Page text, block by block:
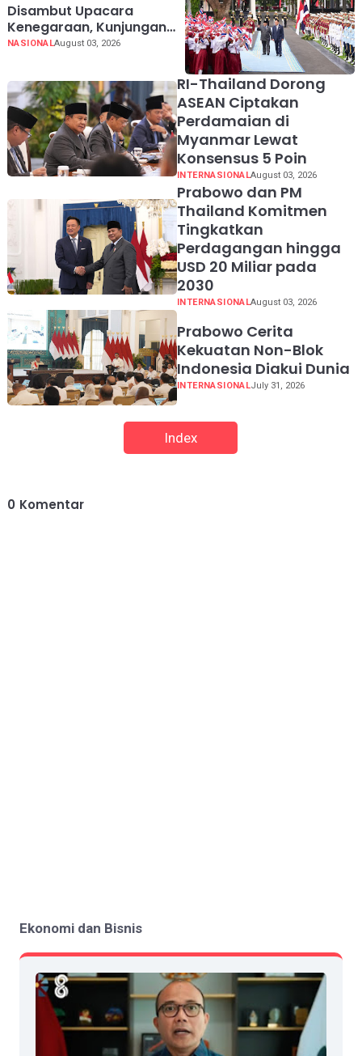
Disambut Upacara
Kenegaraan, Kunjungan
PM Anutin Charnvirakul
NASIONALAugust 03, 2026
RI-Thailand Dorong
ASEAN Ciptakan
Perdamaian di
Myanmar Lewat
Konsensus 5 Poin
INTERNASIONALAugust 03, 2026
Prabowo dan PM
Thailand Komitmen
Tingkatkan
Perdagangan hingga
USD 20 Miliar pada
2030
INTERNASIONALAugust 03, 2026
Prabowo Cerita
Kekuatan Non-Blok
Indonesia Diakui Dunia
INTERNASIONALJuly 31, 2026
Index
0 Komentar
Ekonomi dan Bisnis